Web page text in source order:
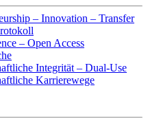
– Innovation – Transfer
– Open Access
Integrität – Dual-Use
Karrierewege